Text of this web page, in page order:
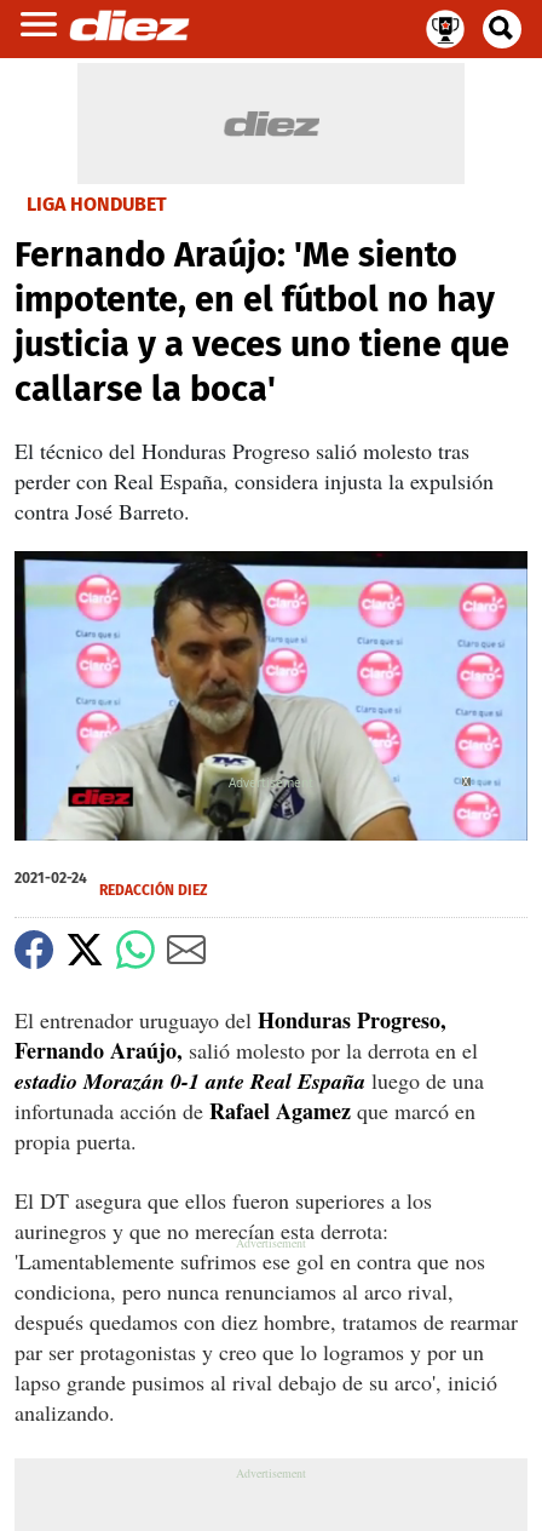
LIGA HONDUBET
Fernando Araújo: 'Me siento
impotente, en el fútbol no hay
justicia y a veces uno tiene que
callarse la boca'
El técnico del Honduras Progreso salió molesto tras
perder con Real España, considera injusta la expulsión
contra José Barreto.
of
1
27
seconds
X
X
2021-02-24
REDACCIÓN DIEZ
El entrenador uruguayo del Honduras Progreso,
Fernando Araújo, salió molesto por la derrota en el
estadio Morazán 0-1 ante Real España luego de una
infortunada acción de Rafael Agamez que marcó en
propia puerta.
El DT asegura que ellos fueron superiores a los
aurinegros y que no merecían esta derrota:
'Lamentablemente sufrimos ese gol en contra que nos
condiciona, pero nunca renunciamos al arco rival,
después quedamos con diez hombre, tratamos de rearmar
par ser protagonistas y creo que lo logramos y por un
lapso grande pusimos al rival debajo de su arco', inició
analizando.